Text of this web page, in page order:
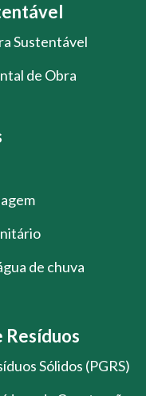
Sustentável
de Obra
de chuva
Resíduos
Sólidos (PGRS)